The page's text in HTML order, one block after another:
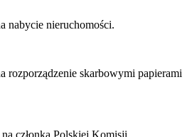
nabycie nieruchomości.
rozporządzenie skarbowymi papierami
członka Polskiej Komisji